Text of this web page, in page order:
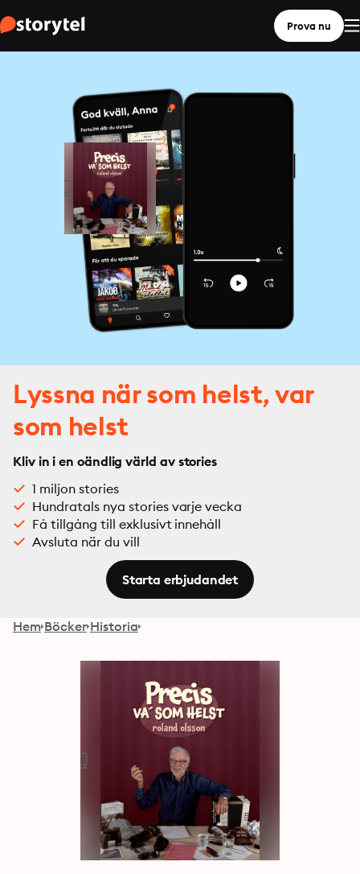
Prova nu
Lyssna när som helst, var
som helst
Kliv in i en oändlig värld av stories
1 miljon stories
Hundratals nya stories varje vecka
Få tillgång till exklusivt innehåll
Avsluta när du vill
Starta erbjudandet
Hem Böcker Historia